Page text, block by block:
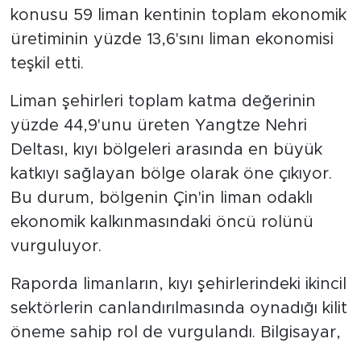
konusu 59 liman kentinin toplam ekonomik
üretiminin yüzde 13,6'sını liman ekonomisi
teşkil etti.
Liman şehirleri toplam katma değerinin
yüzde 44,9'unu üreten Yangtze Nehri
Deltası, kıyı bölgeleri arasında en büyük
katkıyı sağlayan bölge olarak öne çıkıyor.
Bu durum, bölgenin Çin'in liman odaklı
ekonomik kalkınmasındaki öncü rolünü
vurguluyor.
Raporda limanların, kıyı şehirlerindeki ikincil
sektörlerin canlandırılmasında oynadığı kilit
öneme sahip rol de vurgulandı. Bilgisayar,